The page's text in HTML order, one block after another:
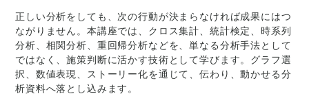
正しい分析をしても、次の行動が決まらなければ成果にはつ
ながりません。本講座では、クロス集計、統計検定、時系列
分析、相関分析、重回帰分析などを、単なる分析手法として
ではなく、施策判断に活かす技術として学びます。グラフ選
択、数値表現、ストーリー化を通じて、伝わり、動かせる分
析資料へ落とし込みます。